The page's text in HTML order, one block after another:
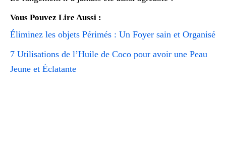
Vous Pouvez Lire Aussi :
Éliminez les objets Périmés : Un Foyer sain et Organisé
7 Utilisations de l’Huile de Coco pour avoir une Peau
Jeune et Éclatante